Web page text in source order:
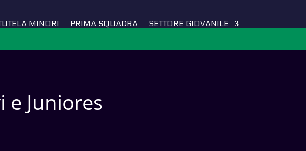
MINORI PRIMA SQUADRA SETTORE GIOVANILE
e Juniores